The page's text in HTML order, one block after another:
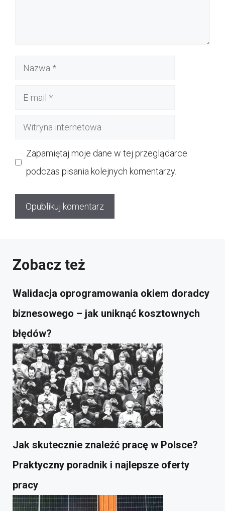
Nazwa
Witryna
Zapamiętaj moje dane w tej przeglądarce
podczas pisania kolejnych komentarzy.
Zobacz też
Walidacja oprogramowania okiem doradcy
biznesowego – jak uniknąć kosztownych
błędów?
Jak skutecznie znaleźć pracę w Polsce?
Praktyczny poradnik i najlepsze oferty
pracy